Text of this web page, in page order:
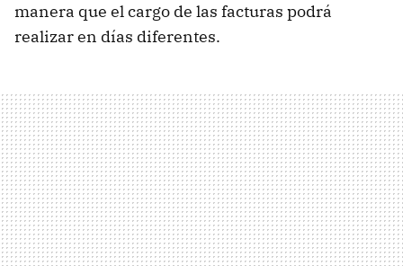
manera que el cargo de las facturas podrá
realizar en días diferentes.